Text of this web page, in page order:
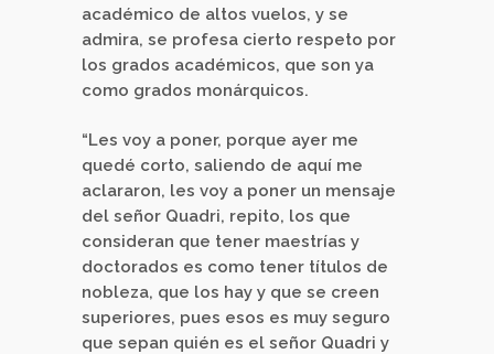
académico de altos vuelos, y se
admira, se profesa cierto respeto por
los grados académicos, que son ya
como grados monárquicos.
“Les voy a poner, porque ayer me
quedé corto, saliendo de aquí me
aclararon, les voy a poner un mensaje
del señor Quadri, repito, los que
consideran que tener maestrías y
doctorados es como tener títulos de
nobleza, que los hay y que se creen
superiores, pues esos es muy seguro
que sepan quién es el señor Quadri y